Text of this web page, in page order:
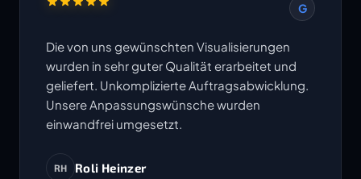
G
Die von uns gewünschten Visualisierungen
wurden in sehr guter Qualität erarbeitet und
geliefert. Unkomplizierte Auftragsabwicklung.
Unsere Anpassungswünsche wurden
einwandfrei umgesetzt.
RH Roli Heinzer